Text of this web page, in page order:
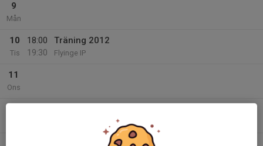
9
Mån
10
Tis
18:00
19:30
Träning 2012
Flyinge IP
11
Ons